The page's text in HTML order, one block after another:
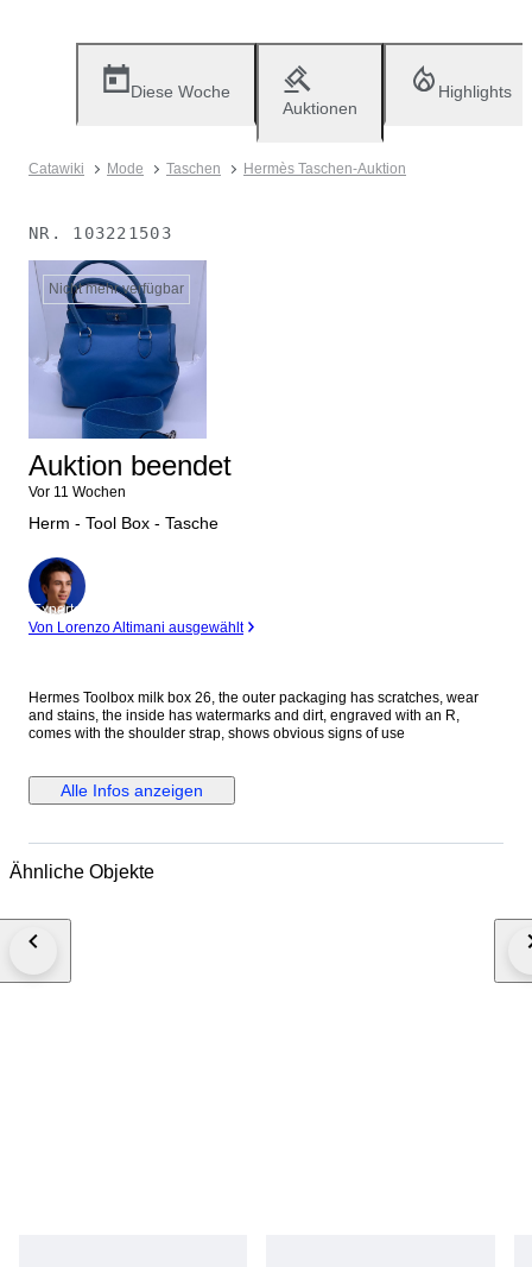
Diese Woche
Auktionen
Highlights
Catawiki Mode Taschen Hermès Taschen-Auktion
NR. 103221503
Nicht mehr verfügbar
Auktion beendet
Vor 11 Wochen
Herm - Tool Box - Tasche
Experte
Von Lorenzo Altimani ausgewählt
Hermes Toolbox milk box 26, the outer packaging has scratches, wear
and stains, the inside has watermarks and dirt, engraved with an R,
comes with the shoulder strap, shows obvious signs of use
Alle Infos anzeigen
Ähnliche Objekte